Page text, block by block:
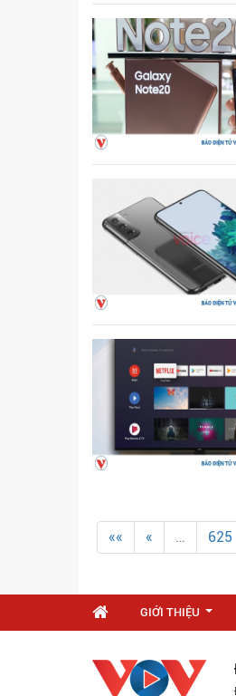
«« « … 625
GIỚI THIỆU